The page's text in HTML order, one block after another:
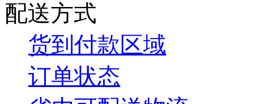
配送方式
货到付款区域
订单状态